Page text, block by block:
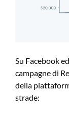
Su Facebook
campagne di
della
strade: